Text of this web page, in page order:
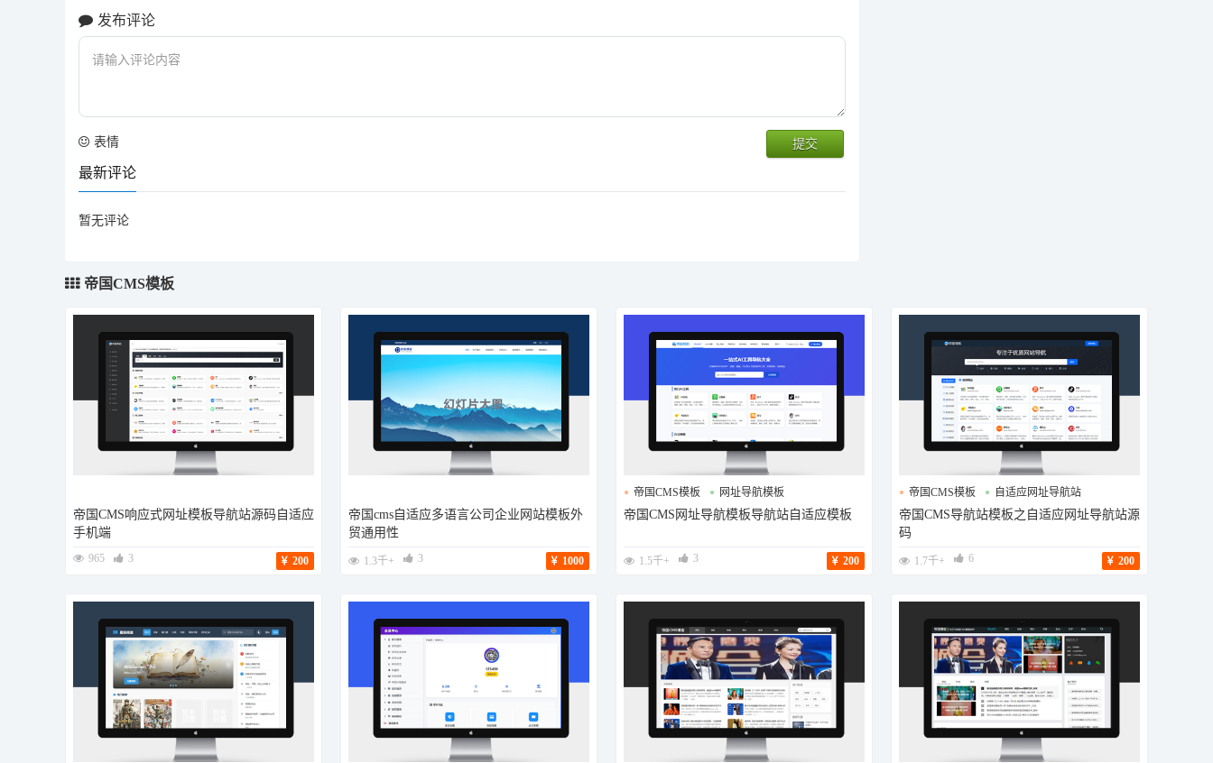
发布评论
表情
最新评论
暂无评论
帝国CMS模板
帝国CMS响应式网址模板导航站源码自适应
手机端
965 3 200
帝国cms自适应多语言公司企业网站模板外
贸通用性
1.3千+ 3 1000
帝国CMS模板 网址导航模板
AI导航站模板
帝国CMS网址导航模板导航站自适应模板
1.5千+ 3 200
帝国CMS模板 自适应网址导航站
导航站模板
帝国CMS导航站模板之自适应网址导航站源
码
1.7千+ 6 200